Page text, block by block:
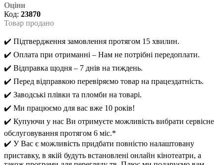
Оціни
Код: 23870
Товар продано
✔️ Підтвердження замовлення протягом 15 хвилин.
✔️ Оплата при отриманні – Нам не потрібні передоплати.
✔️ Відправка щодня – 7 днів на тиждень.
✔️ Перед відправкою перевіряємо товар на працездатність.
✔️ Заводські плівки та пломби на товарі.
✔️ Ми працюємо для вас вже 10 років!
✔️ Купуючи у нас Ви отримуєте можливість вибрати сервісне
обслуговування протягом 6 міс.*
✔️ У Вас є можливість придбати повністю налаштовану
приставку, в якій будуть встановлені онлайн кінотеатри, а